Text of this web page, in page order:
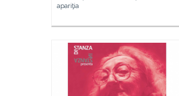
apariţia